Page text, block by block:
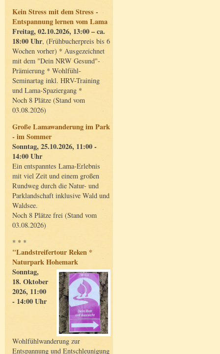
Kein Stress mit dem Stress -
Entspannung lernen vom Lama
Freitag, 02.10.2026, 13:00 – ca.
18:00 Uhr, (Frühbucherpreis bis 6
Wochen vorher) * Ausgezeichnet
mit dem "Dein NRW Gesund"-
Prämierung * Wohlfühl-
Seminartag inkl. HRV-Training
und Lama-Spaziergang *
Noch 8 Plätze (Stand vom
03.08.2026)
Große Lamawanderung im Park
- im Sommer
Sonntag, 25.10.2026, 11:00 -
14:00 Uhr
Ein entspanntes Lama-Erlebnis
mit viel Zeit und einem großen
Rundweg durch die Natur- und
Parklandschaft inklusive Wald und
Waldsee.
Noch 8 Plätze frei (Stand vom
03.08.2026)
* * *
"Landstreifertour Reken *
Naturpark Hohemark
Sonntag,
18. Oktober
2026, 11:00
- 14:00 Uhr
Wohlfühlwanderung zur
Entspannung und Entschleunigung